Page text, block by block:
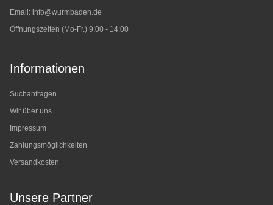
Email: info@wurmbaden.de
Öffnungszeiten (Mo-Fr.) 9:00 - 14:00
Informationen
Suchanfragen
Wir über uns
Impressum
Zahlungsmöglichkeiten
Versandkosten
Unsere Partner